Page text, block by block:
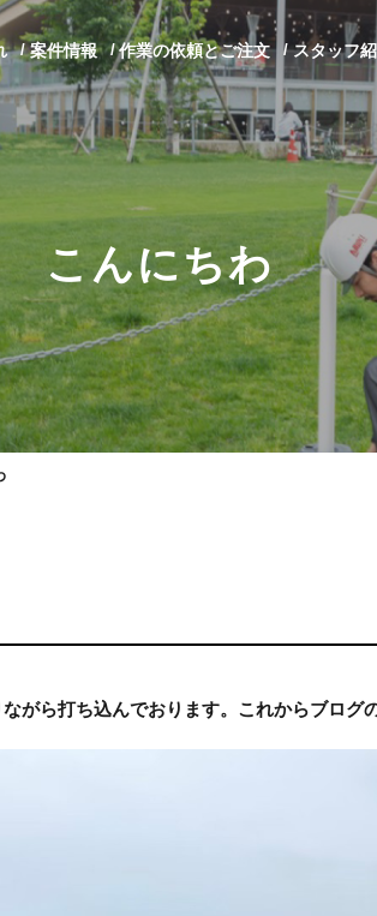
案件情報 作業の依頼とご注文 スタッフ
こんにちわ
がら打ち込んでおります。これからブログ